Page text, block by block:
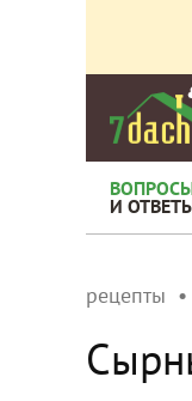
И
рецепты